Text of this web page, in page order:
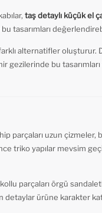
taş detaylı küçük el
tasarımları
alternatifler oluşturur.
gezilerinde bu
parçaları uzun çizmeler,
triko yapılar mevsim
parçaları örgü
detaylar ürüne karakter